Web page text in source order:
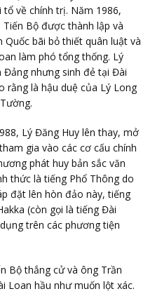
về chính trị. Năm 1986,
Bộ được thành lập và
bãi bỏ thiết quân luật và
làm phó tổng thống. Lý
Đảng nhưng sinh đẻ tại Đài
rằng là hậu duệ của Lý Long
Lý Đăng Huy lên thay, mở
gia vào các cơ cấu chính
phát huy bản sắc văn
thức là tiếng Phổ Thông do
đặt lên hòn đảo này, tiếng
(còn gọi là tiếng Đài
trên các phương tiện
Bộ thắng cử và ông Trần
Loan hầu như muốn lột xác.